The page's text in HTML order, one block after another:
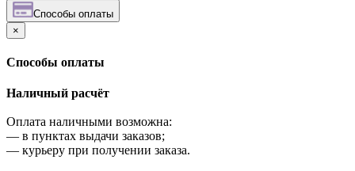
Cпособы оплаты
×
Cпособы оплаты
Наличный расчёт
Оплата наличными возможна:
— в пунктах выдачи заказов;
— курьеру при получении заказа.